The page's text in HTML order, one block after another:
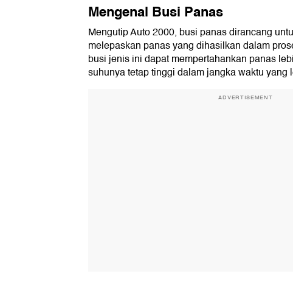
Mengenal Busi Panas
Mengutip Auto 2000, busi panas dirancang
melepaskan panas yang dihasilkan dalam
busi jenis ini dapat mempertahankan panas
suhunya tetap tinggi dalam jangka waktu yang
ADVERTISEMENT